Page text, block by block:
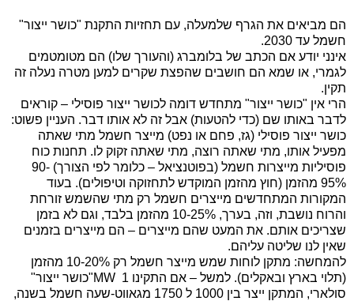
הם מביאים את הגרף שלמעלה, עם תחזיות התקנת "כושר ייצור"
חשמל עד 2030.
אינני יודע אם הכתב של בלומברג (והעורך שלו) הם מטומטמים
לגמרי, או שמא הם חושבים שהפצת שקרים למען מטרה נעלה זה
תקין.
הרי אין "כושר ייצור" מתחדש דומה לכושר ייצור פוסילי – קוראים
לדבר באותו שם (כדי להטעות) אבל זה לא אותו דבר. העניין פשוט:
כושר ייצור פוסילי (גז, פחם או נפט) מייצר חשמל מתי שאתה
מפעיל אותו, מתי שאתה רוצה, מתי שאתה זקוק לו. תחנות כוח
פוסיליות מייצרות חשמל (בפוטנציאל – כלומר לפי הצורך) 90-
95% מהזמן (חוץ מהזמן המוקדש לתחזוקה וטיפולים). בעוד
המקורות המתחדשים מייצרים חשמל רק מתי שהשמש זורחת
והרוח נושבת, וזה, בערך, 10-25% מהזמן בלבד, וגם לא בזמן
שצריכים אותם. את המעט שהם מייצרים – הם מייצרים בזמנים
שאין לנו שליטה עליהם.
להמחשה: מתקן לוחות שמש מייצר חשמל רק 10-20% מהזמן
(תלוי בארץ ובאקלים). למשל – אם התקינו 1
MW"כושר ייצור"
סולארי, המתקן ייצר בין 1000 ל 1750 מגאווט-שעה חשמל בשנה,